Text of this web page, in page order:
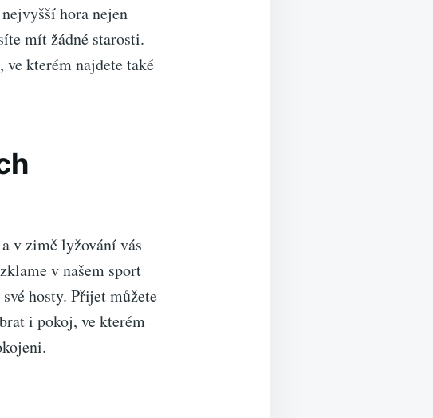
hora nejen
mít žádné starosti.
kterém najdete také
v zimě lyžování vás
v našem sport
hosty. Přijet můžete
i pokoj, ve kterém